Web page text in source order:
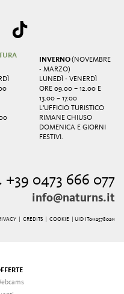
INVERNO(NOVEMBRE
- MARZO)
LUNEDÌ - VENERDÌ
ORE 09.00 – 12.00 E
13.00 – 17.00
L'UFFICIO TURISTICO
RIMANE CHIUSO
DOMENICA E GIORNI
FESTIVI.
+39 0473 666 077
info@naturns.it
| CREDITS| COOKIE | UID IT01125780211